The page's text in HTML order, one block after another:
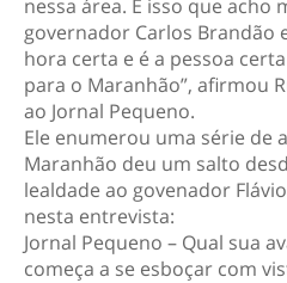
nessa área. É isso que acho
governador Carlos Brandão
hora certa e é a pessoa
para o Maranhão”, afirmou
ao Jornal Pequeno.
Ele enumerou uma série de
Maranhão deu um salto
lealdade ao govenador
nesta entrevista:
Jornal Pequeno – Qual sua
começa a se esboçar com